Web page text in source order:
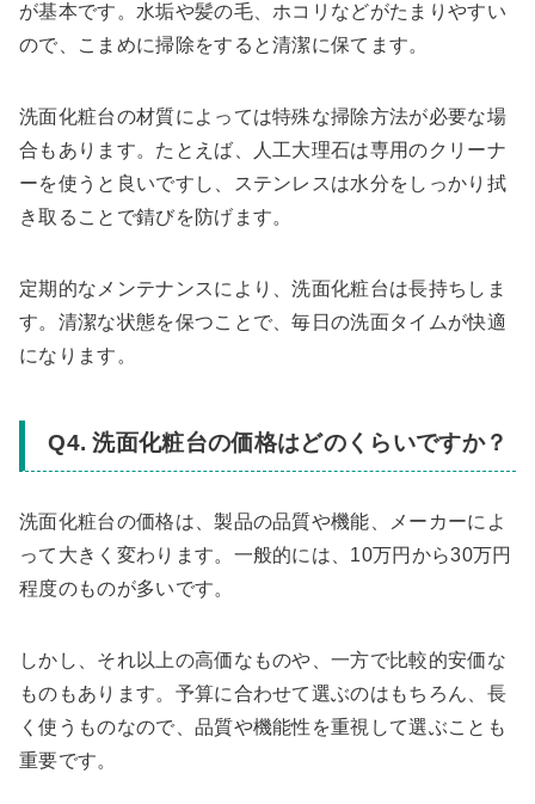
が基本です。水垢や髪の毛、ホコリなどがたまりやすい
ので、こまめに掃除をすると清潔に保てます。
洗面化粧台の材質によっては特殊な掃除方法が必要な場
合もあります。たとえば、人工大理石は専用のクリーナ
ーを使うと良いですし、ステンレスは水分をしっかり拭
き取ることで錆びを防げます。
定期的なメンテナンスにより、洗面化粧台は長持ちしま
す。清潔な状態を保つことで、毎日の洗面タイムが快適
になります。
Q4. 洗面化粧台の価格はどのくらいですか？
洗面化粧台の価格は、製品の品質や機能、メーカーによ
って大きく変わります。一般的には、10万円から30万円
程度のものが多いです。
しかし、それ以上の高価なものや、一方で比較的安価な
ものもあります。予算に合わせて選ぶのはもちろん、長
く使うものなので、品質や機能性を重視して選ぶことも
重要です。